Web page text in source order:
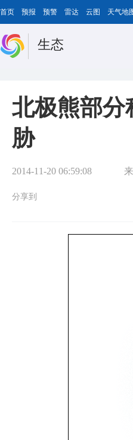
首页 预报 预警 雷达 云图 天气地
生态
北极熊部分
胁
2014-11-20 06:59:08
分享到